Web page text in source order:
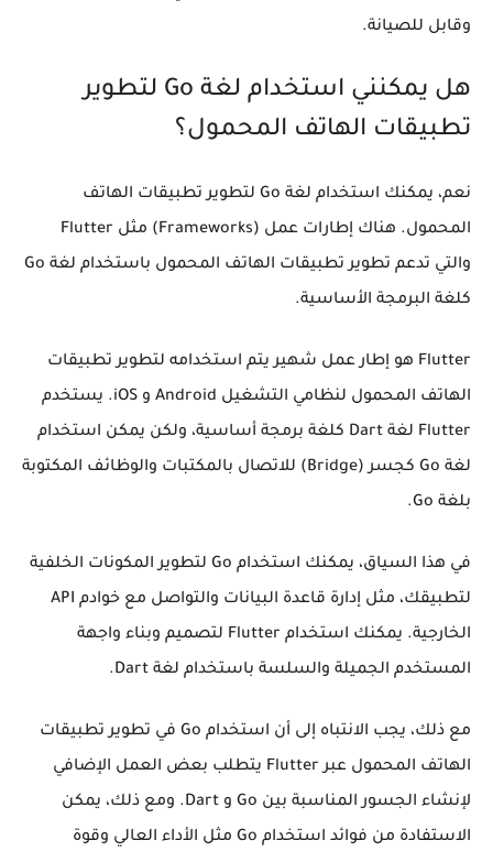
وقابل للصيانة.
هل يمكنني استخدام لغة Go لتطوير
تطبيقات الهاتف المحمول؟
نعم، يمكنك استخدام لغة Go لتطوير تطبيقات الهاتف
المحمول. هناك إطارات عمل (Frameworks) مثل Flutter
والتي تدعم تطوير تطبيقات الهاتف المحمول باستخدام لغة Go
كلغة البرمجة الأساسية.
Flutter هو إطار عمل شهير يتم استخدامه لتطوير تطبيقات
الهاتف المحمول لنظامي التشغيل Android و iOS. يستخدم
Flutter لغة Dart كلغة برمجة أساسية، ولكن يمكن استخدام
لغة Go كجسر (Bridge) للاتصال بالمكتبات والوظائف المكتوبة
بلغة Go.
في هذا السياق، يمكنك استخدام Go لتطوير المكونات الخلفية
لتطبيقك، مثل إدارة قاعدة البيانات والتواصل مع خوادم API
الخارجية. يمكنك استخدام Flutter لتصميم وبناء واجهة
المستخدم الجميلة والسلسة باستخدام لغة Dart.
مع ذلك، يجب الانتباه إلى أن استخدام Go في تطوير تطبيقات
الهاتف المحمول عبر Flutter يتطلب بعض العمل الإضافي
لإنشاء الجسور المناسبة بين Go و Dart. ومع ذلك، يمكن
الاستفادة من فوائد استخدام Go مثل الأداء العالي وقوة